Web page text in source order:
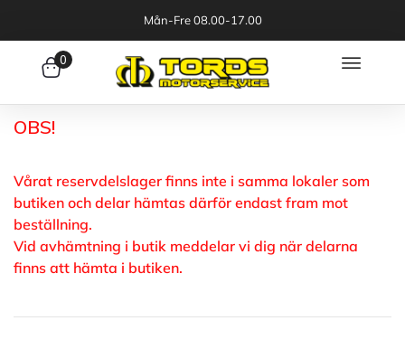
Mån-Fre 08.00-17.00
0
OBS!
Vårat reservdelslager finns inte i samma lokaler som
butiken och delar hämtas därför endast fram mot
beställning.
Vid avhämtning i butik meddelar vi dig när delarna
finns att hämta i butiken.